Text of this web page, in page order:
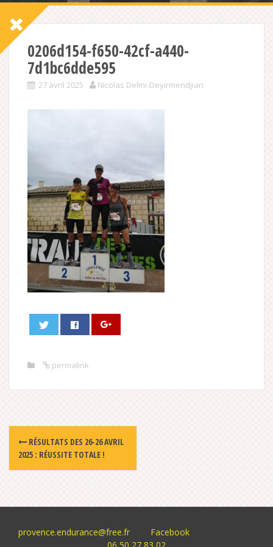
0206d154-f650-42cf-a440-
7d1bc6dde595
27 avril 2025 Nicolas Delmi-Deyirmendjian
permalink
Post
navigation
RÉSULTATS DES 26-26 AVRIL
2025 : RÉUSSITE TOTALE !
provence.endurance@free.fr
Facebook